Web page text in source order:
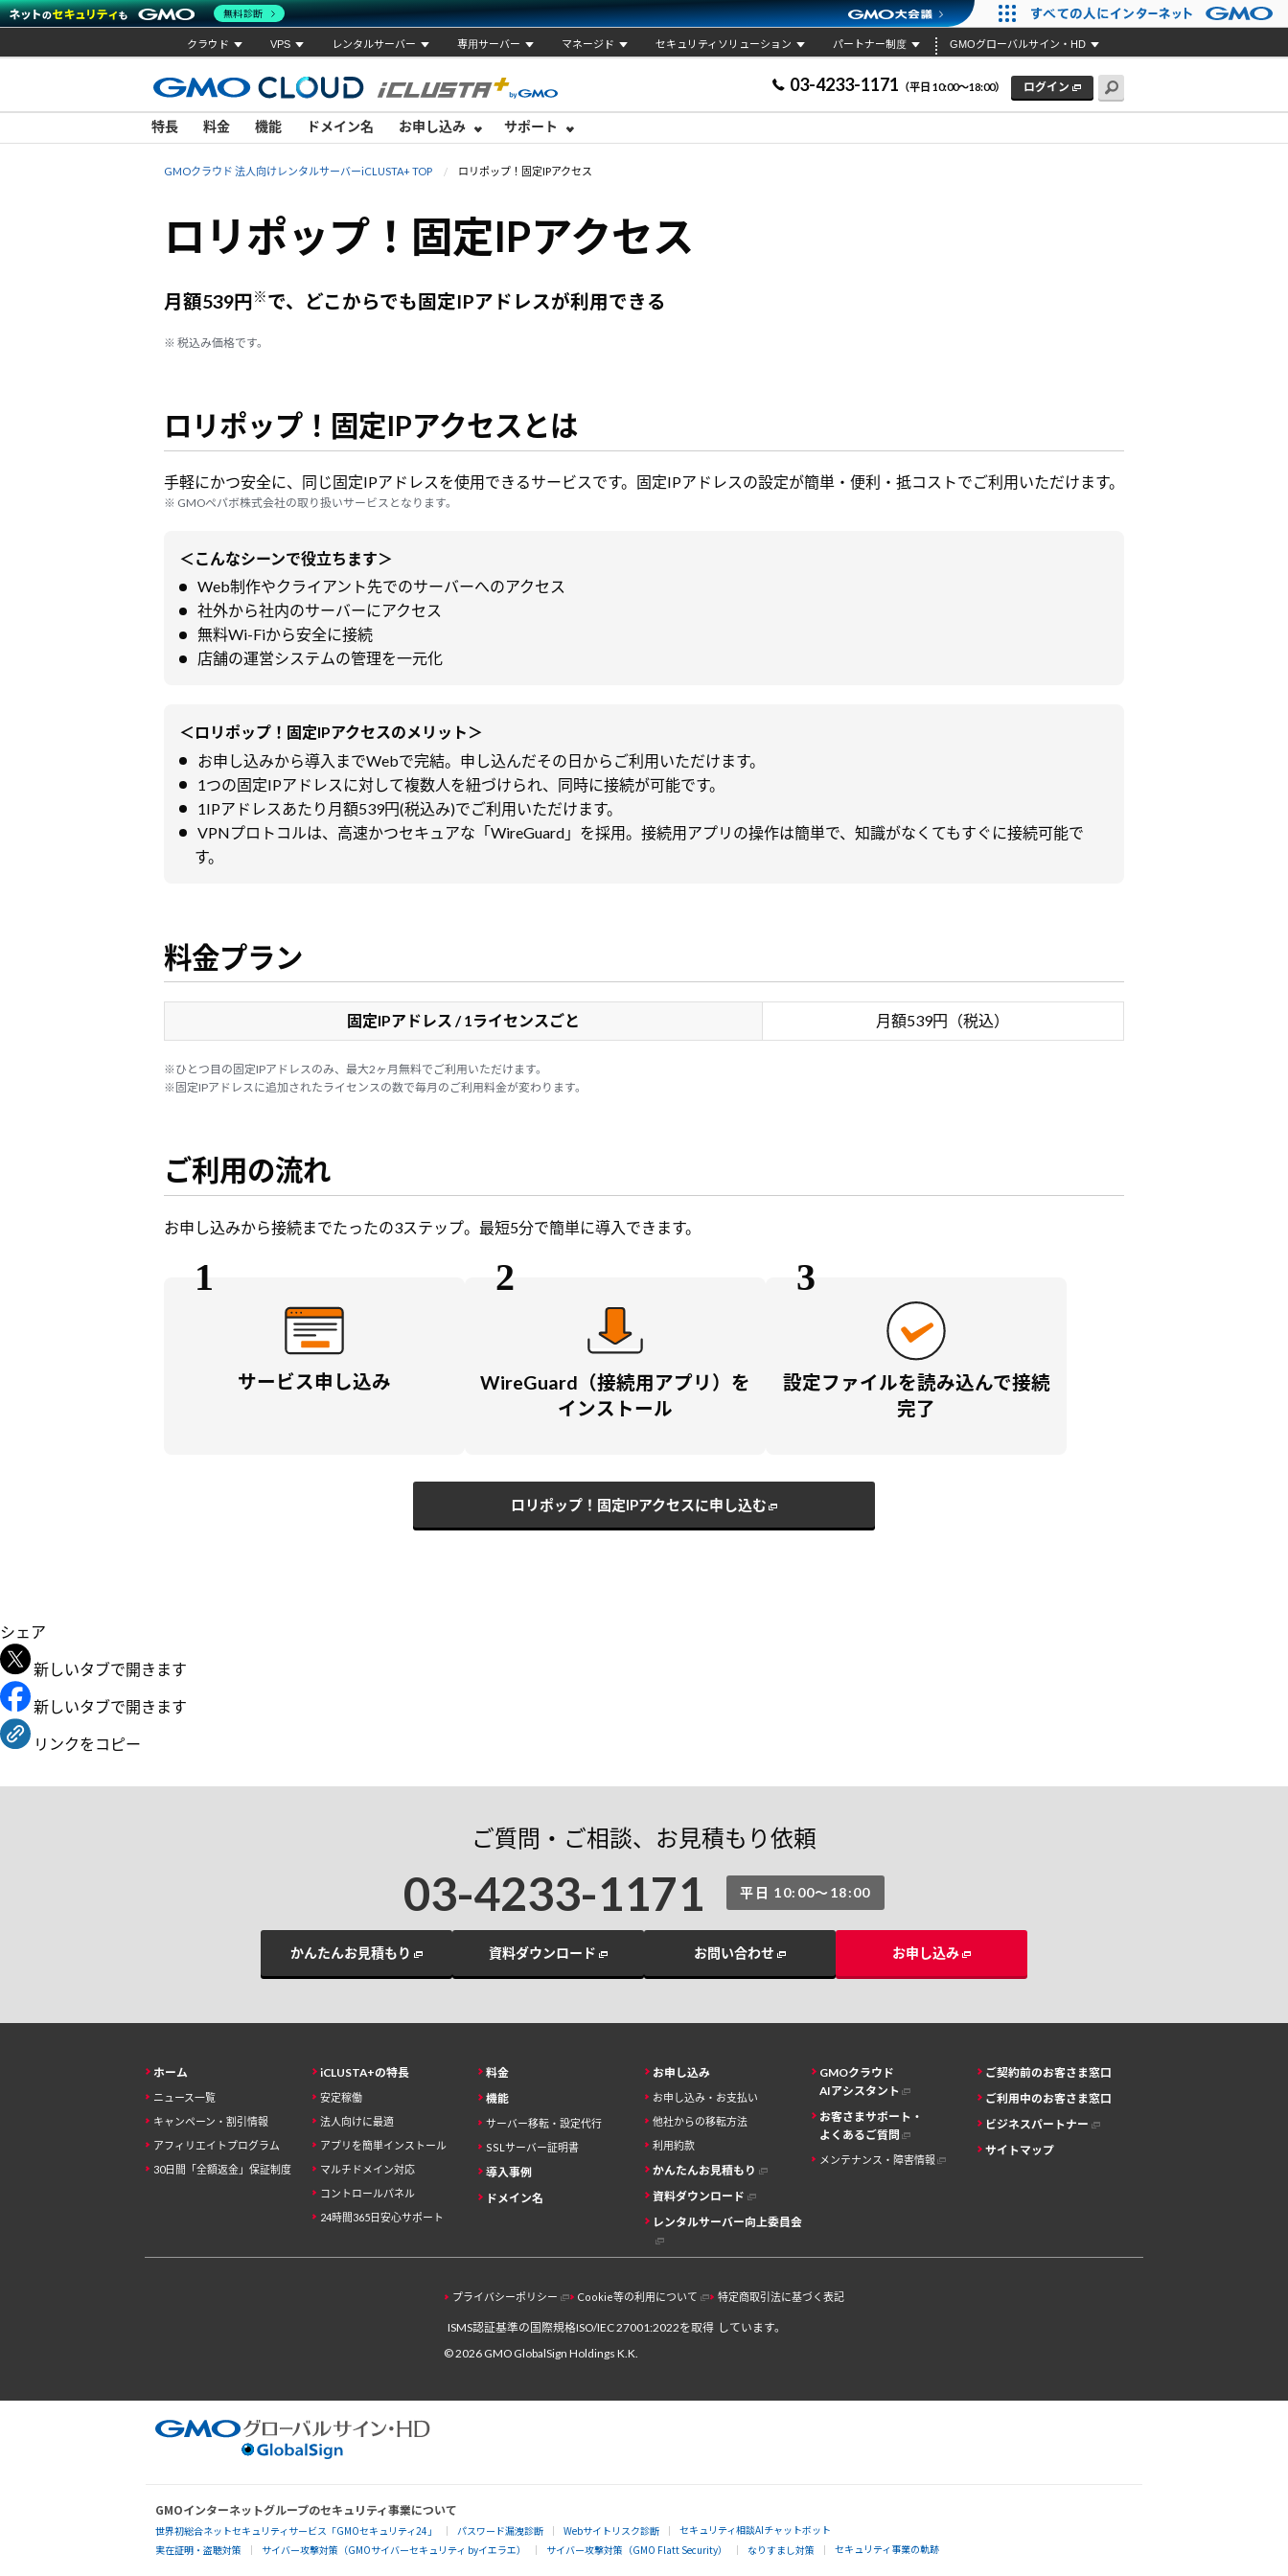
クラウド VPS レンタルサーバー 専用サーバー マネージド セキュリティソリューション パートナー制度 GMOグローバルサイン・HD
03-4233-1171 （平日 10:00〜18:00） ログイン
特長 料金 機能 ドメイン名 お申し込み サポート
GMOクラウド 法人向けレンタルサーバーiCLUSTA+ TOP ロリポップ！固定IPアクセス
ロリポップ！固定IPアクセス
月額539円※で、どこからでも固定IPアドレスが利用できる
※ 税込み価格です。
ロリポップ！固定IPアクセスとは
手軽にかつ安全に、同じ固定IPアドレスを使用できるサービスです。固定IPアドレスの設定が簡単・便利・抵コストでご利用いただけます。
※ GMOペパボ株式会社の取り扱いサービスとなります。
＜こんなシーンで役立ちます＞
Web制作やクライアント先でのサーバーへのアクセス
社外から社内のサーバーにアクセス
無料Wi-Fiから安全に接続
店舗の運営システムの管理を一元化
＜ロリポップ！固定IPアクセスのメリット＞
お申し込みから導入までWebで完結。申し込んだその日からご利用いただけます。
1つの固定IPアドレスに対して複数人を紐づけられ、同時に接続が可能です。
1IPアドレスあたり月額539円(税込み)でご利用いただけます。
VPNプロトコルは、高速かつセキュアな「WireGuard」を採用。接続用アプリの操作は簡単で、知識がなくてもすぐに接続可能で
す。
料金プラン
固定IPアドレス / 1ライセンスごと 月額539円（税込）
※ひとつ目の固定IPアドレスのみ、最大2ヶ月無料でご利用いただけます。
※固定IPアドレスに追加されたライセンスの数で毎月のご利用料金が変わります。
ご利用の流れ
お申し込みから接続までたったの3ステップ。最短5分で簡単に導入できます。
サービス申し込み
WireGuard（接続用アプリ）を
インストール
設定ファイルを読み込んで接続
完了
ロリポップ！固定IPアクセスに申し込む
シェア
新しいタブで開きます
新しいタブで開きます
リンクをコピー
ご質問・ご相談、お見積もり依頼
03-4233-1171 平日 10:00〜18:00
かんたんお見積もり 資料ダウンロード お問い合わせ お申し込み
ホーム
ニュース一覧
キャンペーン・割引情報
アフィリエイトプログラム
30日間「全額返金」保証制度
iCLUSTA+の特長
安定稼働
法人向けに最適
アプリを簡単インストール
マルチドメイン対応
コントロールパネル
24時間365日安心サポート
料金
機能
サーバー移転・設定代行
SSLサーバー証明書
導入事例
ドメイン名
お申し込み
お申し込み・お支払い
他社からの移転方法
利用約款
かんたんお見積もり
資料ダウンロード
レンタルサーバー向上委員会
GMOクラウド
AIアシスタント
お客さまサポート・
よくあるご質問
メンテナンス・障害情報
ご契約前のお客さま窓口
ご利用中のお客さま窓口
ビジネスパートナー
サイトマップ
プライバシーポリシー Cookie等の利用について 特定商取引法に基づく表記
ISMS認証基準の国際規格ISO/IEC 27001:2022を取得 しています。
© 2026 GMO GlobalSign Holdings K.K.
GMOインターネットグループのセキュリティ事業について
世界初総合ネットセキュリティサービス「GMOセキュリティ24」 パスワード漏洩診断 Webサイトリスク診断
セキュリティ相談AIチャットボット
実在証明・盗聴対策
サイバー攻撃対策（GMOサイバーセキュリティ byイエラエ） サイバー攻撃対策（GMO Flatt Security） なりすまし対策 セキュリティ事業の軌跡
無料診断